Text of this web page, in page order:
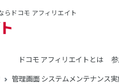
らドコモ アフィリエイト
ドコモ アフィリエイトとは
管理画面 システムメンテナンス